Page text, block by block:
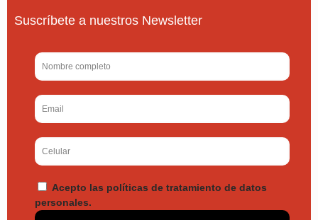
Suscríbete a nuestros Newsletter
Acepto las políticas de tratamiento de datos
personales.